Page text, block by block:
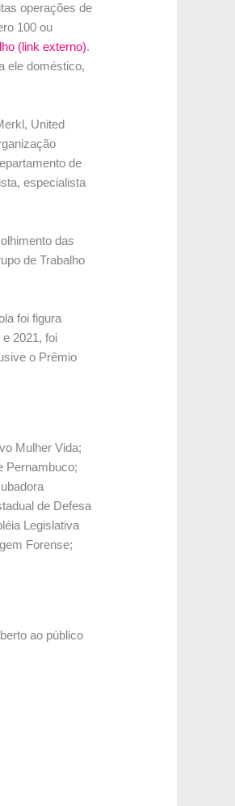
operações de
100 ou
(link externo).
ele doméstico,
United
de
especialista
das
de Trabalho
foi figura
2021, foi
o Prêmio
Mulher Vida;
Pernambuco;
de Defesa
Legislativa
Forense;
ao público